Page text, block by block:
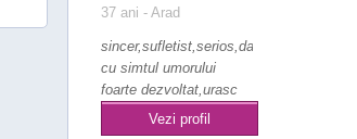
37 ani - Arad
sincer,sufletist,serios,dar
cu simtul umorului
foarte dezvoltat,urasc
minciuna,s..Vezi profil